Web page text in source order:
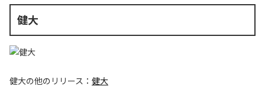
健大
健大の他のリリース： 健大